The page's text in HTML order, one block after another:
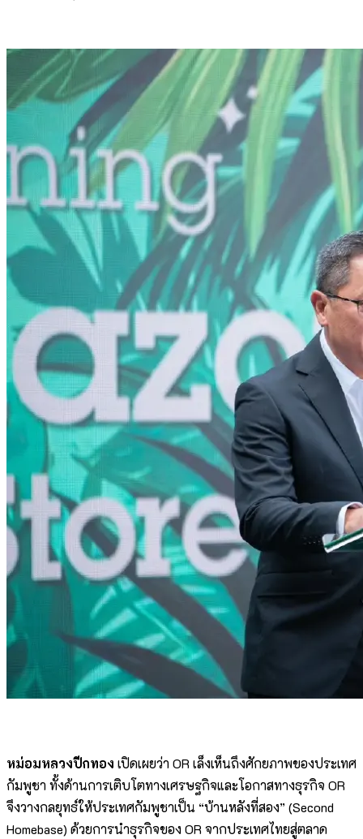
หม่อมหลวงปีกทอง เปิดเผยว่า OR เล็งเห็นถึงศักยภาพของประเทศ
กัมพูชา ทั้งด้านการเติบโตทางเศรษฐกิจและโอกาสทางธุรกิจ OR
จึงวางกลยุทธ์ให้ประเทศกัมพูชาเป็น “บ้านหลังที่สอง” (Second
Homebase) ด้วยการนำธุรกิจของ OR จากประเทศไทยสู่ตลาด